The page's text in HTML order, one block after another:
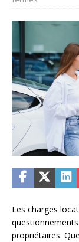
Les charges
propriétaires.